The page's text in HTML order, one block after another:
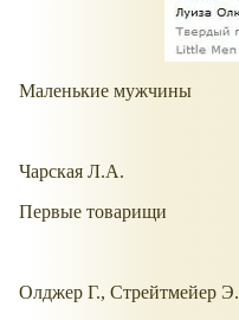
Маленькие мужчины
Чарская Л.А.
Первые товарищи
Олджер Г., Стрейтмейер Э.